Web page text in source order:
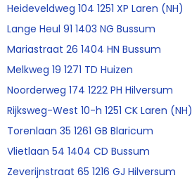
Heideveldweg 104 1251 XP Laren (NH)
Lange Heul 91 1403 NG Bussum
Mariastraat 26 1404 HN Bussum
Melkweg 19 1271 TD Huizen
Noorderweg 174 1222 PH Hilversum
Rijksweg-West 10-h 1251 CK Laren (NH)
Torenlaan 35 1261 GB Blaricum
Vlietlaan 54 1404 CD Bussum
Zeverijnstraat 65 1216 GJ Hilversum